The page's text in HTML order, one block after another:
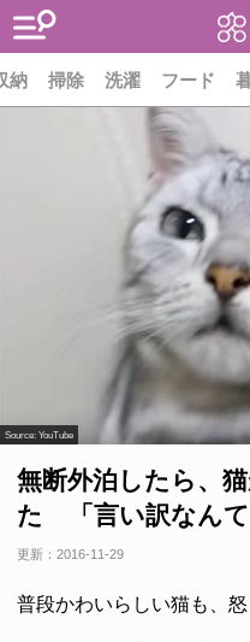
納 掃除 洗濯 フード
Source: YouTube
無断外泊したら、
た 「言い訳なんて
更新： 2016-11-29
普段かわいらしい猫も、